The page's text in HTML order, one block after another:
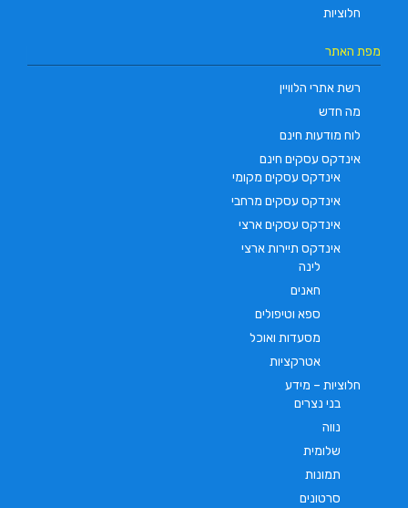
חלוציות
מפת האתר
רשת אתרי הלוויין
מה חדש
לוח מודעות חינם
אינדקס עסקים חינם
אינדקס עסקים מקומי
אינדקס עסקים מרחבי
אינדקס עסקים ארצי
אינדקס תיירות ארצי
לינה
חאנים
ספא וטיפולים
מסעדות ואוכל
אטרקציות
חלוציות – מידע
בני נצרים
נווה
שלומית
תמונות
סרטונים